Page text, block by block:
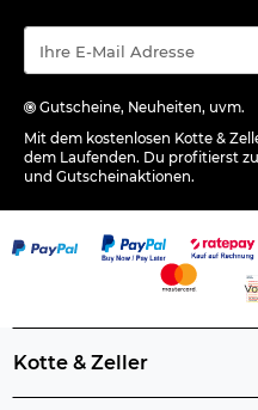
Gutscheine, Neuheiten, uvm.
Mit dem kostenlosen Kotte &
dem Laufenden. Du profitierst
und Gutscheinaktionen.
Kotte & Zeller